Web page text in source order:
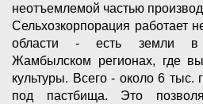
неотъемлемой частью
Сельхозкорпорация работает
области - есть земли в
Жамбылском регионах, где
культуры. Всего - около 6 тыс.
под пастбища. Это